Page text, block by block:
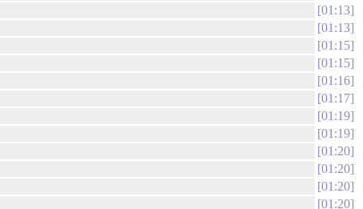
01:13
01:13
01:15
01:15
01:16
01:17
01:19
01:19
01:20
01:20
01:20
01:20